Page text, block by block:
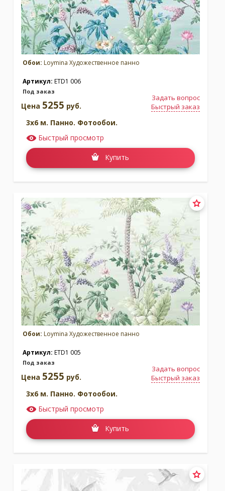
Обои: Loymina Художественное панно
Артикул: ETD1 006
Под заказ
Задать вопрос
Быстрый заказ
Цена 5255 руб.
3x6 м. Панно. Фотообои.
Быстрый просмотр
Купить
Обои: Loymina Художественное панно
Артикул: ETD1 005
Под заказ
Задать вопрос
Быстрый заказ
Цена 5255 руб.
3x6 м. Панно. Фотообои.
Быстрый просмотр
Купить